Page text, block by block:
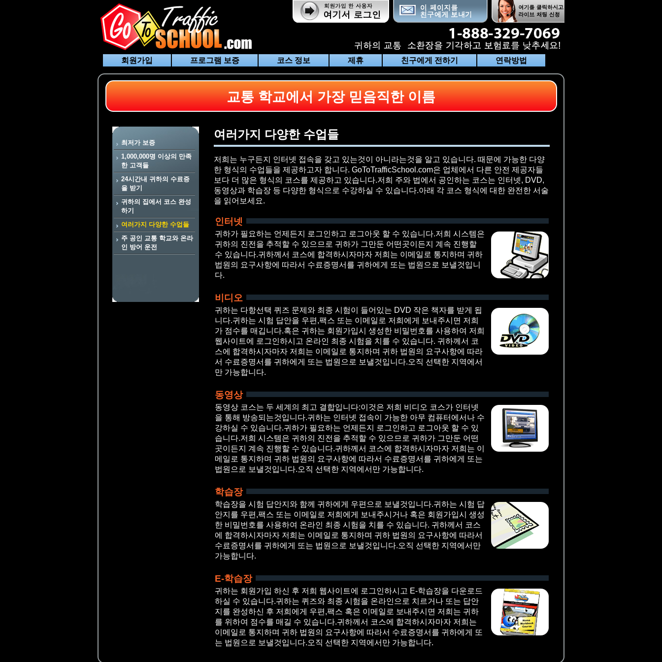
회원가입 프로그램 보증 코스 정보 제휴 친구에게 전하기 연락방법
교통 학교에서 가장 믿음직한 이름
최저가 보증
1,000,000명 이상의 만족
한 고객들
24시간내 귀하의 수료증
을 받기
귀하의 집에서 코스 완성
하기
여러가지 다양한 수업들
주 공인 교통 학교와 온라
인 방어 운전
여러가지 다양한 수업들
저희는 누구든지 인터넷 접속을 갖고 있는것이 아니라는것을 알고 있습니다. 때문에 가능한 다양
한 형식의 수업들을 제공하고자 합니다. GoToTrafficSchool.com은 업체에서 다른 안전 제공자들
보다 더 많은 형식의 코스를 제공하고 있습니다.저희 주와 법에서 공인하는 코스는 인터넷, DVD,
동영상과 학습장 등 다양한 형식으로 수강하실 수 있습니다.아래 각 코스 형식에 대한 완전한 서술
을 읽어보세요.
인터넷
귀하가 필요하는 언제든지 로그인하고 로그아웃 할 수 있습니다.저희 시스템은
귀하의 진전을 추적할 수 있으므로 귀하가 그만둔 어떤곳이든지 계속 진행할
수 있습니다.귀하께서 코스에 합격하시자마자 저희는 이메일로 통지하며 귀하
법원의 요구사항에 따라서 수료증명서를 귀하에게 또는 법원으로 보낼것입니
다.
비디오
귀하는 다항선택 퀴즈 문제와 최종 시험이 들어있는 DVD 작은 책자를 받게 됩
니다.귀하는 시험 답안을 우편,팩스 또는 이메일로 저희에게 보내주시면 저희
가 점수를 매깁니다.혹은 귀하는 회원가입시 생성한 비밀번호를 사용하여 저희
웹사이트에 로그인하시고 온라인 최종 시험을 치를 수 있습니다. 귀하께서 코
스에 합격하시자마자 저희는 이메일로 통지하며 귀하 법원의 요구사항에 따라
서 수료증명서를 귀하에게 또는 법원으로 보낼것입니다.오직 선택한 지역에서
만 가능합니다.
동영상
동영상 코스는 두 세계의 최고 결합입니다:이것은 저희 비디오 코스가 인터넷
을 통해 방송되는것입니다.귀하는 인터넷 접속이 가능한 아무 컴퓨터에서나 수
강하실 수 있습니다.귀하가 필요하는 언제든지 로그인하고 로그아웃 할 수 있
습니다.저희 시스템은 귀하의 진전을 추적할 수 있으므로 귀하가 그만둔 어떤
곳이든지 계속 진행할 수 있습니다.귀하께서 코스에 합격하시자마자 저희는 이
메일로 통지하며 귀하 법원의 요구사항에 따라서 수료증명서를 귀하에게 또는
법원으로 보낼것입니다.오직 선택한 지역에서만 가능합니다.
학습장
학습장을 시험 답안지와 함께 귀하에게 우편으로 보낼것입니다.귀하는 시험 답
안지를 우편,팩스 또는 이메일로 저희에게 보내주시거나 혹은 회원가입시 생성
한 비밀번호를 사용하여 온라인 최종 시험을 치를 수 있습니다. 귀하께서 코스
에 합격하시자마자 저희는 이메일로 통지하며 귀하 법원의 요구사항에 따라서
수료증명서를 귀하에게 또는 법원으로 보낼것입니다.오직 선택한 지역에서만
가능합니다.
E-학습장
귀하는 회원가입 하신 후 저희 웹사이트에 로그인하시고 E-학습장을 다운로드
하실 수 있습니다.귀하는 퀴즈와 최종 시험을 온라인으로 치르거나 또는 답안
지를 완성하신 후 저희에게 우편,팩스 혹은 이메일로 보내주시면 저희는 귀하
를 위하여 점수를 매길 수 있습니다.귀하께서 코스에 합격하시자마자 저희는
이메일로 통지하며 귀하 법원의 요구사항에 따라서 수료증명서를 귀하에게 또
는 법원으로 보낼것입니다.오직 선택한 지역에서만 가능합니다.